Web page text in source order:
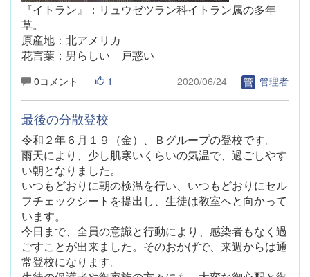
『イトラン』： リュウゼツラン科イトラン属の多年
草。
原産地：北アメリカ
花言葉：男らしい 戸惑い
0コメント 1 2020/06/24 管理者
最後の分散登校
令和２年６月１９（金） 、Ｂグループの登校です。
雨天により、少し肌寒いくらいの気温で、過ごしやす
い朝となりました。
いつもどおりに朝の検温を行い、いつもどおりにセル
フチェックシートを提出し、生徒は教室へと向かって
います。
今日まで、全員の意識と行動により、感染者もなく過
ごすことが出来ました。そのおかげで、来週からは通
常登校になります。